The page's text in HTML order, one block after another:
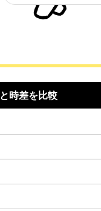
時差を比較